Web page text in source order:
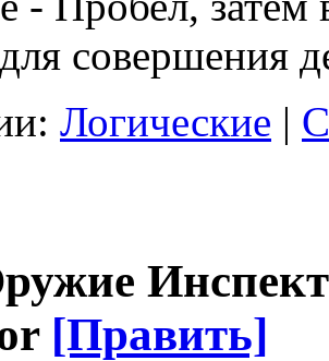
совершения
Логические |
[Править]